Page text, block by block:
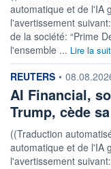
automatique et de l'IA
l'avertissement
de la société: “Prime
l'ensemble ... Lire la
information fournie par
REUTERS •
AI Financial,
Trump, cède
((Traduction
automatique et de l'IA
l'avertissement